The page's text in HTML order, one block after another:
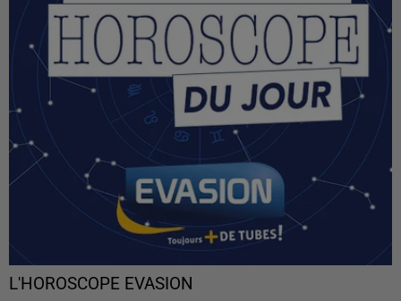
L'HOROSCOPE EVASION